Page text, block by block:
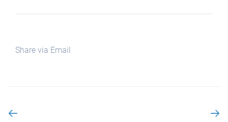
Share via Email